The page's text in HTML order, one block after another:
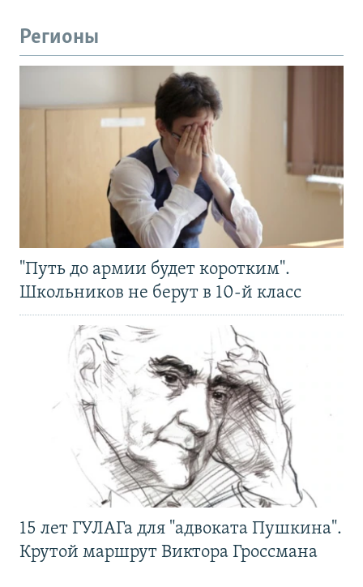
Регионы
"Путь до армии будет коротким".
Школьников не берут в 10-й класс
15 лет ГУЛАГа для "адвоката Пушкина".
Крутой маршрут Виктора Гроссмана